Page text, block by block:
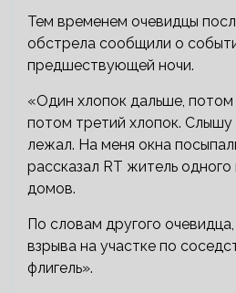
Тем временем очевидцы
обстрела сообщили о
предшествующей ночи.
«Один хлопок дальше,
потом третий хлопок. Слышу
лежал. На меня окна
рассказал RT житель
домов.
По словам другого
взрыва на участке по
флигель».